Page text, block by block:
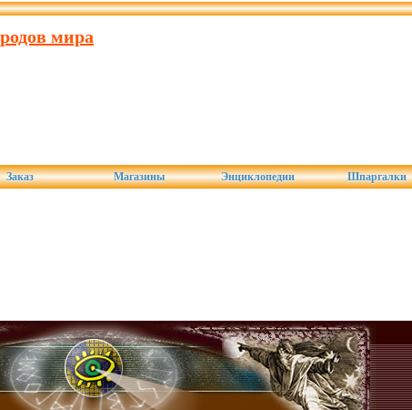
мира
Заказ Магазины Энциклопедии Шпаргалки